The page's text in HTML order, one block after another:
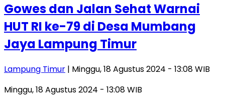
Gowes dan Jalan Sehat Warnai
HUT RI ke-79 di Desa Mumbang
Jaya Lampung Timur
Lampung Timur | Minggu, 18 Agustus 2024 - 13:08 WIB
Minggu, 18 Agustus 2024 - 13:08 WIB